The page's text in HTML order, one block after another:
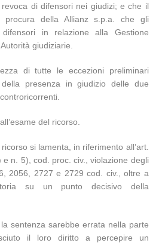
di difensori nei giudizi; e che il
della Allianz s.p.a. che gli
in relazione alla Gestione
giudiziarie.
di tutte le eccezioni preliminari
presenza in giudizio delle due
del ricorso.
si lamenta, in riferimento all’art.
n. 5), cod. proc. civ., violazione degli
2056, 2727 e 2729 cod. civ., oltre a
su un punto decisivo della
sentenza sarebbe errata nella parte
il loro diritto a percepire un